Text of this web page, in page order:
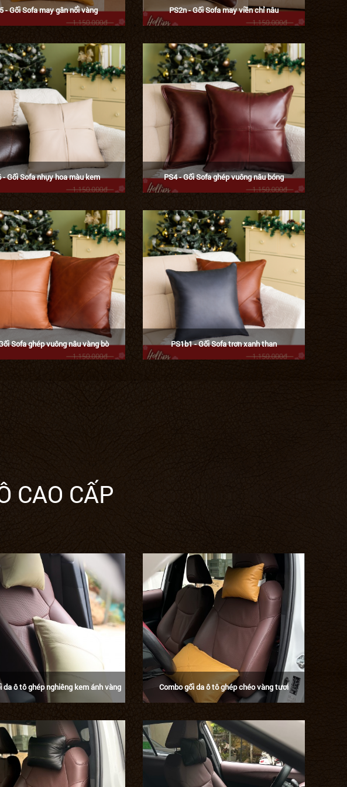
- Gối Sofa may gân nổi vàng PS2n - Gối Sofa may viền chỉ nâu
- Gối Sofa nhụy hoa màu kem PS4 - Gối Sofa ghép vuông nâu bóng
Sofa ghép vuông nâu vàng bò PS1b1 - Gối Sofa trơn xanh than
CAO CẤP
da ô tô ghép nghiêng kem ánh vàng Combo gối da ô tô ghép chéo vàng tươi